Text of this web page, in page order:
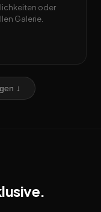
oder
Galerie.
↓